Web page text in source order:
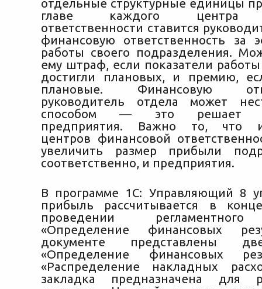
отдельные структурные единицы
главе каждого центра
ответственности ставится
финансовую ответственность за
работы своего подразделения.
ему штраф, если показатели
достигли плановых, и премию,
плановые. Финансовую
руководитель отдела может
способом — это решает
предприятия. Важно то, что
центров финансовой
увеличить размер прибыли
соответственно, и предприятия.
В программе 1С: Управляющий 8
прибыль рассчитывается в
проведении
«Определение финансовых
документе представлены
«Определение финансовых
«Распределение накладных
закладка предназначена для